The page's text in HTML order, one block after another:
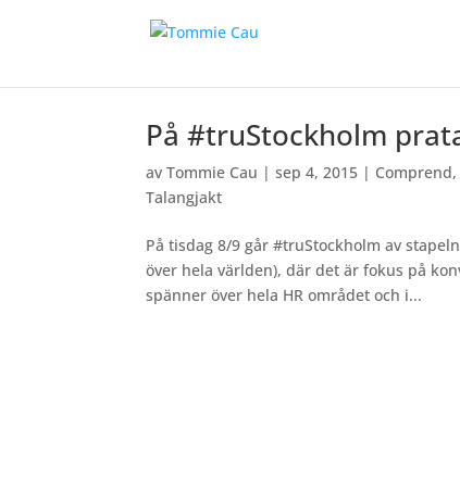
På #truStockholm
avTommie Cau |sep 4, 2015 | Comprend,
Talangjakt
På tisdag 8/9 går #truStockholm av
över hela världen), där det är fokus på
spänner över hela HR området och i...